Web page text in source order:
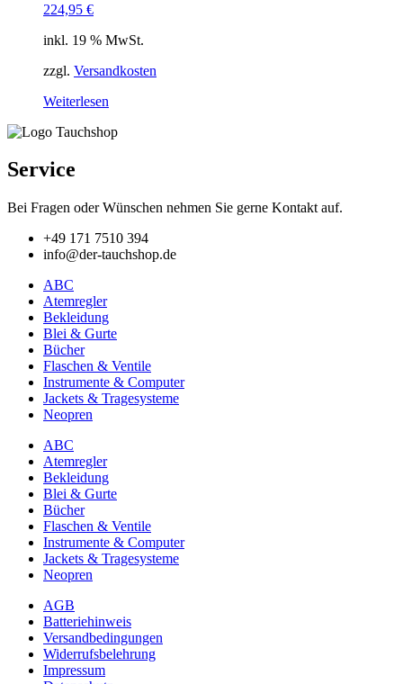
224,95 €
inkl. 19 % MwSt.
zzgl. Versandkosten
Weiterlesen
Service
Bei Fragen oder Wünschen nehmen Sie gerne Kontakt auf.
+49 171 7510 394
info@der-tauchshop.de
ABC
Atemregler
Bekleidung
Blei & Gurte
Bücher
Flaschen & Ventile
Instrumente & Computer
Jackets & Tragesysteme
Neopren
ABC
Atemregler
Bekleidung
Blei & Gurte
Bücher
Flaschen & Ventile
Instrumente & Computer
Jackets & Tragesysteme
Neopren
AGB
Batteriehinweis
Versandbedingungen
Widerrufsbelehrung
Impressum